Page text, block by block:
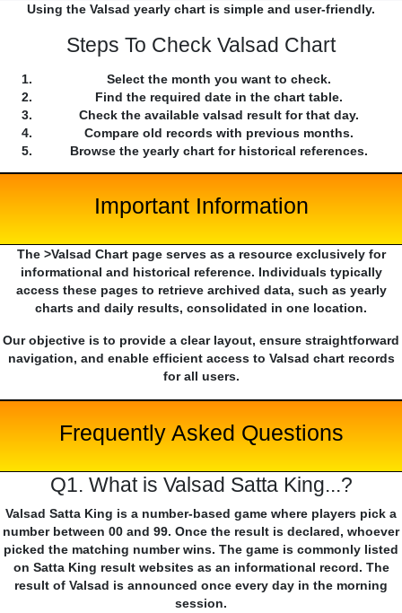
Using the Valsad yearly chart is simple and user-friendly.
Steps To Check Valsad Chart
Select the month you want to check.
Find the required date in the chart table.
Check the available valsad result for that day.
Compare old records with previous months.
Browse the yearly chart for historical references.
Important Information
The >Valsad Chart page serves as a resource exclusively for
informational and historical reference. Individuals typically
access these pages to retrieve archived data, such as yearly
charts and daily results, consolidated in one location.
Our objective is to provide a clear layout, ensure straightforward
navigation, and enable efficient access to Valsad chart records
for all users.
Frequently Asked Questions
Q1. What is Valsad Satta King...?
Valsad Satta King is a number-based game where players pick a
number between 00 and 99. Once the result is declared, whoever
picked the matching number wins. The game is commonly listed
on Satta King result websites as an informational record. The
result of Valsad is announced once every day in the morning
session.